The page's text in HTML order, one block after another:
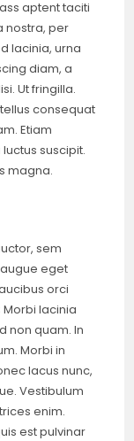
aptent taciti
nostra, per
lacinia, urna
diam, a
Ut fringilla.
consequat
Etiam
suscipit.
magna.
sem
eget
orci
lacinia
non quam. In
Morbi in
lacus nunc,
Vestibulum
enim.
est pulvinar